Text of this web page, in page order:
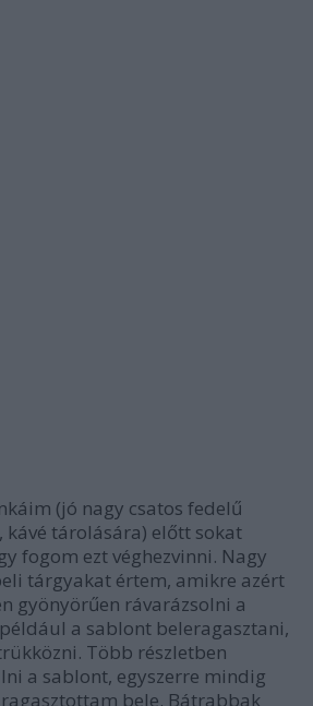
(jó nagy csatos fedelű
kávé tárolására) előtt sokat
fogom ezt véghezvinni. Nagy
tárgyakat értem, amikre azért
gyönyörűen rávarázsolni a
a sablont beleragasztani,
Több részletben
a sablont, egyszerre mindig
bele. Bátrabbak